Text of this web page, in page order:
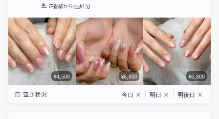
1 2 3 4 5
正雀駅から徒歩1分
¥4,500 ¥6,800 ¥6,800
空き状況 今日 × 明日 × 明後日 ×